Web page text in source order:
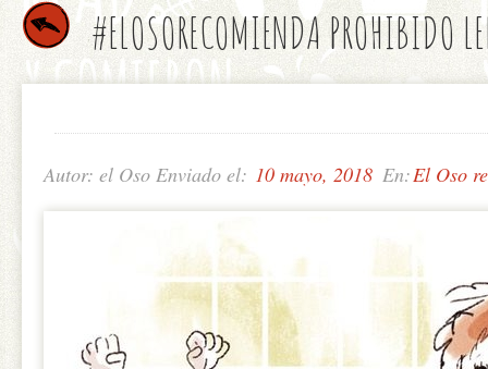
#ELOSORECOMIENDA PROHIBIDO
Autor: el Oso Enviado el: 10 mayo, 2018 En:El Oso